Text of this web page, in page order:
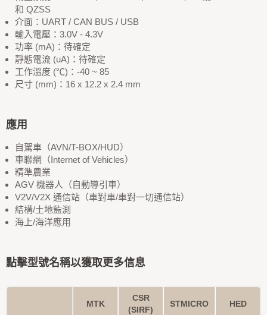
和 QZSS
介面：UART / CAN BUS / USB
輸入電壓：3.0V - 4.3V
功率 (mA)：待確定
靜態電流 (uA)：待確定
工作溫度 (℃)：-40 ~ 85
尺寸 (mm)：16 x 12.2 x 2.4 mm
應用
自駕車（AVN/T-BOX/HUD）
車聯網（Internet of Vehicles）
精準農業
AGV 機器人（自動導引車）
V2V/V2X 通信站（車對車/車對一切通信站）
結構/土地監測
海上/海洋應用
點擊型號名稱以獲取更多信息
MTK
CSR
(SIRF)
STMICRO HED